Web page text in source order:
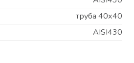
труба 40х40
AISI430